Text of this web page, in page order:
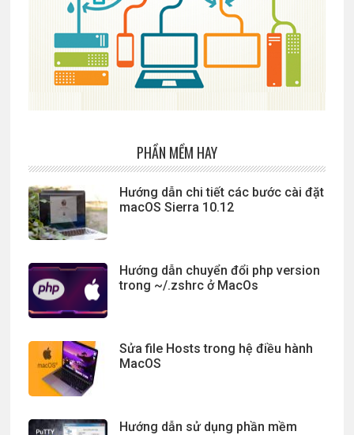
PHẦN MỀM HAY
Hướng dẫn chi tiết các bước cài đặt
macOS Sierra 10.12
Hướng dẫn chuyển đổi php version
trong ~/.zshrc ở MacOs
Sửa file Hosts trong hệ điều hành
MacOS
Hướng dẫn sử dụng phần mềm